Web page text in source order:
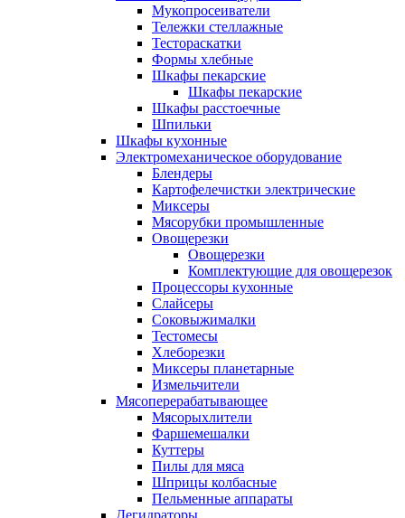
Мукопросеиватели
Тележки стеллажные
Тестораскатки
Формы хлебные
Шкафы пекарские
Шкафы пекарские
Шкафы расстоечные
Шпильки
Шкафы кухонные
Электромеханическое оборудование
Блендеры
Картофелечистки электрические
Миксеры
Мясорубки промышленные
Овощерезки
Овощерезки
Комплектующие для овощерезок
Процессоры кухонные
Слайсеры
Соковыжималки
Тестомесы
Хлеборезки
Миксеры планетарные
Измельчители
Мясоперерабатывающее
Мясорыхлители
Фаршемешалки
Куттеры
Пилы для мяса
Шприцы колбасные
Пельменные аппараты
Дегидраторы